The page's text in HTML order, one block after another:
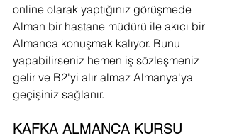
online olarak yaptığınız görüşmede
Alman bir hastane müdürü ile akıcı bir
Almanca konuşmak kalıyor. Bunu
yapabilirseniz hemen iş sözleşmeniz
gelir ve B2'yi alır almaz Almanya'ya
geçişiniz sağlanır.
KAFKA ALMANCA KURSU